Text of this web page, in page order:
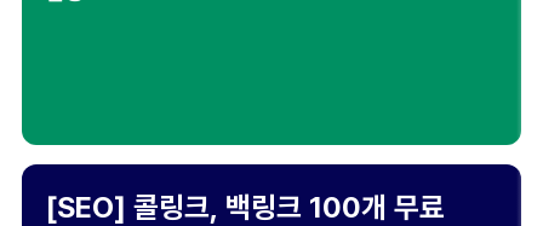
[SEO] 콜링크, 백링크 100개 무료